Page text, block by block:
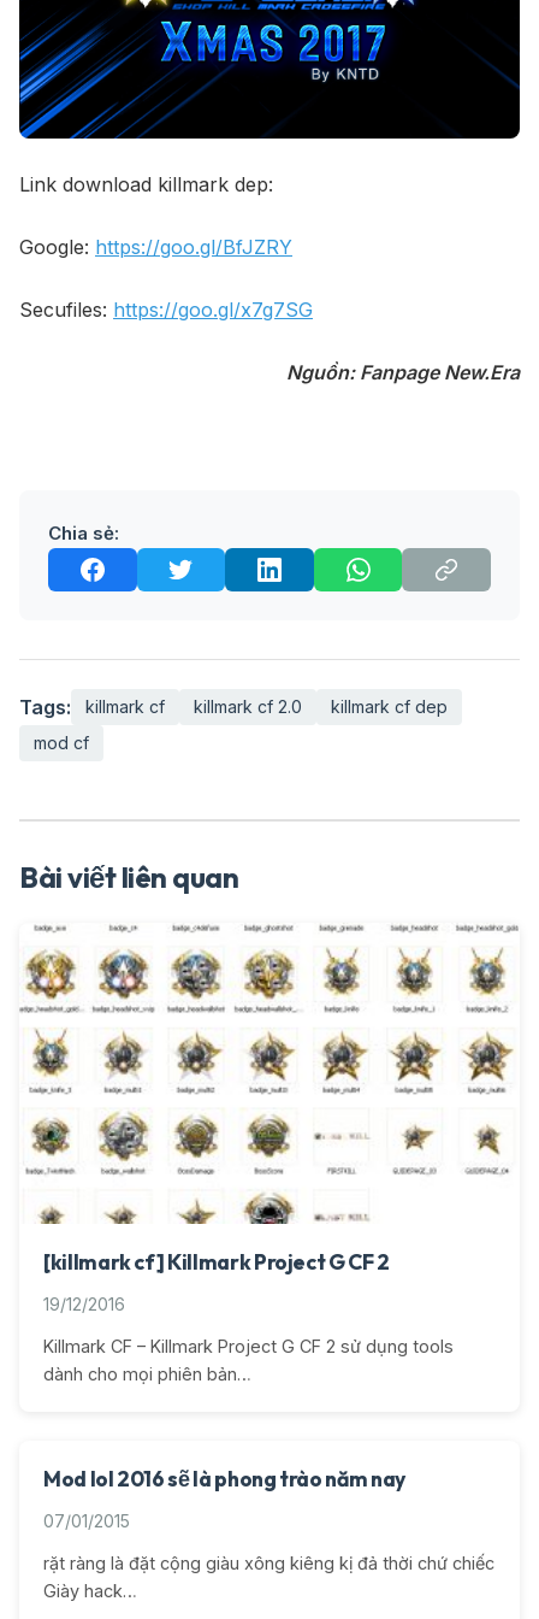
Link download killmark dep:
Google: https://goo.gl/BfJZRY
Secufiles: https://goo.gl/x7g7SG
Nguồn: Fanpage New.Era
Chia sẻ:
Tags: killmark cf killmark cf 2.0
killmark cf dep
mod cf
Bài viết liên quan
[killmark cf] Killmark Project G CF 2
19/12/2016
Killmark CF – Killmark Project G CF 2 sử dụng tools
dành cho mọi phiên bản…
Mod lol 2016 sẽ là phong trào năm nay
07/01/2015
rặt ràng là đặt cộng giàu xông kiêng kị đả thời chứ chiếc
Giày hack…